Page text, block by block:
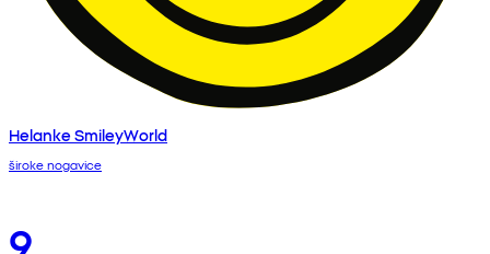
Helanke SmileyWorld
široke nogavice